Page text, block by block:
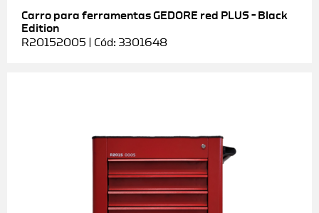
Carro para ferramentas GEDORE red PLUS – Black
Edition
R20152005 | Cód: 3301648